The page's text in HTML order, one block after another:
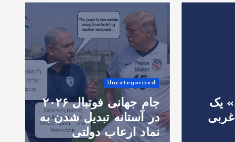
یک
Uncategorized
جام جهانی فوتبال ۲۰۲۶
در آستانه تبدیل شدن به
نماد ارعاب دولتی